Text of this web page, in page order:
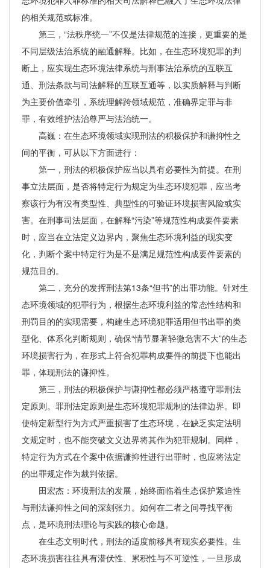
的相关规范或标准。
第三，“法秩序统一”不仅是法律规范的连接，更重要的是
不同层级法治系统的融通解释。比如，在生态环境犯罪的判
断上，应实现生态环境法律系统与刑事法治系统的互联互
通、刑法条款与司法解释的互联互通等，以实质解释与判断
为主要价值牵引，系统理解跨领域规范，准确界定罪与非
罪，有效维护法治尊严与法治统一。
高巍：在生态环境领域实现刑法的积极保护和谦抑性之
间的平衡，可从以下方面进行：
第一，刑法的积极保护应当以具有必要性为前提。在刑
事立法层面，是否将特定行为规定为生态环境犯罪，应当考
察该行为有没有类型性、典型性的可验证环境损害风险或实
害。在刑事司法层面，在解释“污染”等规范性构成要件要素
时，应当在立法定义边界内，聚焦生态环境利益的现实变
化，判断个案中特定行为是不是满足规范性构成要件要素的
规范目的。
第二，充分的发挥刑法第13条“但书”的出罪功能。针对生
态环境领域的犯罪行为，根据生态环境利益的常态性结构和
刑罚目的的实现需要，构建生态环境犯罪适用但书出罪的类
型化、体系化判断规则，确保“情节显著轻微危害不大”的生态
环境损害行为，在形式上符合犯罪构成要件的前提下也能出
罪，体现刑法的谦抑性。
第三，刑法的积极保护与谦抑性都必须严格遵守罪刑法
定原则。罪刑法定原则是生态环境犯罪规制的法律边界。即
使特定新型行为方式严重损害了生态环境，在缺乏实定法明
文规定时，也不能突破文义边界将其作为犯罪规制。同样，
特定行为方式在个案中依据谦抑性进行出罪时，也应将法定
的出罪规定作为裁判依据。
田宏杰：环境刑法的发展，始终面临着生态保护紧迫性
与刑法谦抑性之间的深刻张力。如何在二者之间寻找平衡
点，是环境刑法理论与实践的核心命题。
在生态文明时代，刑法的适度前移具有现实必要性。生
态环境损害往往具有潜伏性、累积性与不可逆性，一旦形成